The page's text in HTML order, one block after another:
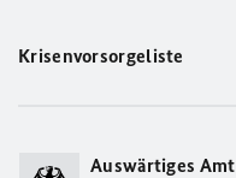
Krisenvorsorgeliste
Auswärtiges Amt